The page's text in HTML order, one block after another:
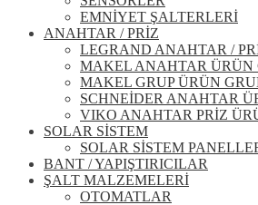
EMNİYET ŞALTERLERİ
ANAHTAR / PRİZ
LEGRAND ANAHTAR /
MAKEL ANAHTAR ÜRÜN
MAKEL GRUP ÜRÜN
SCHNEİDER ANAHTAR
VIKO ANAHTAR PRİZ
SOLAR SİSTEM
SOLAR SİSTEM
BANT / YAPIŞTIRICILAR
ŞALT MALZEMELERİ
OTOMATLAR